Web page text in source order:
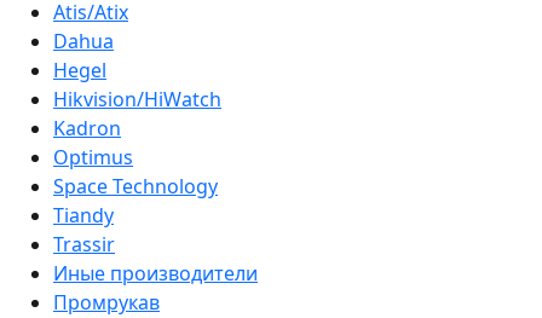
Atis/Atix
Dahua
Hegel
Hikvision/HiWatch
Kadron
Optimus
Space Technology
Tiandy
Trassir
Иные производители
Промрукав